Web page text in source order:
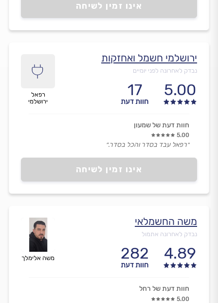
אינו זמין לשיחה
רפאל
ירושלמי
ירושלמי חשמל ואחזקות
נבדק לאחרונה לפני יומיים
5.00
17
חוות דעת
אינו זמין לשיחה
חוות דעת של שמעון
5.00
״רפאל עבד בסדר והכל בסדר.״
משה אלימלך
משה החשמלאי
נבדק לאחרונה אתמול
4.89
282
חוות דעת
חוות דעת של רחל
5.00